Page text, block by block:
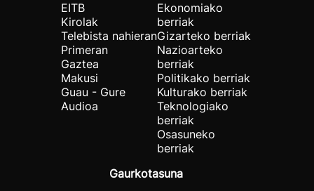
EITB
Kirolak
Telebista nahieran
Primeran
Gaztea
Makusi
Guau - Gure
Audioa
Ekonomiako
berriak
Gizarteko berriak
Nazioarteko
berriak
Politikako berriak
Kulturako berriak
Teknologiako
berriak
Osasuneko
berriak
Gaurkotasuna